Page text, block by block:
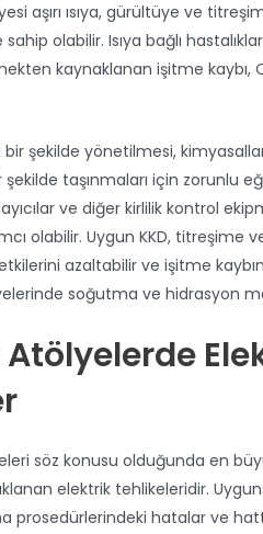
aşırı ısıya, gürültüye ve
sahip olabilir. Isıya bağlı
kaynaklanan işitme kaybı,
bir şekilde yönetilmesi,
şekilde taşınmaları için
ve diğer kirlilik kontrol
olabilir. Uygun KKD, titreşime
azaltabilir ve işitme
soğutma ve hidrasyon
söz konusu olduğunda en
elektrik tehlikeleridir.
prosedürlerindeki hatalar ve